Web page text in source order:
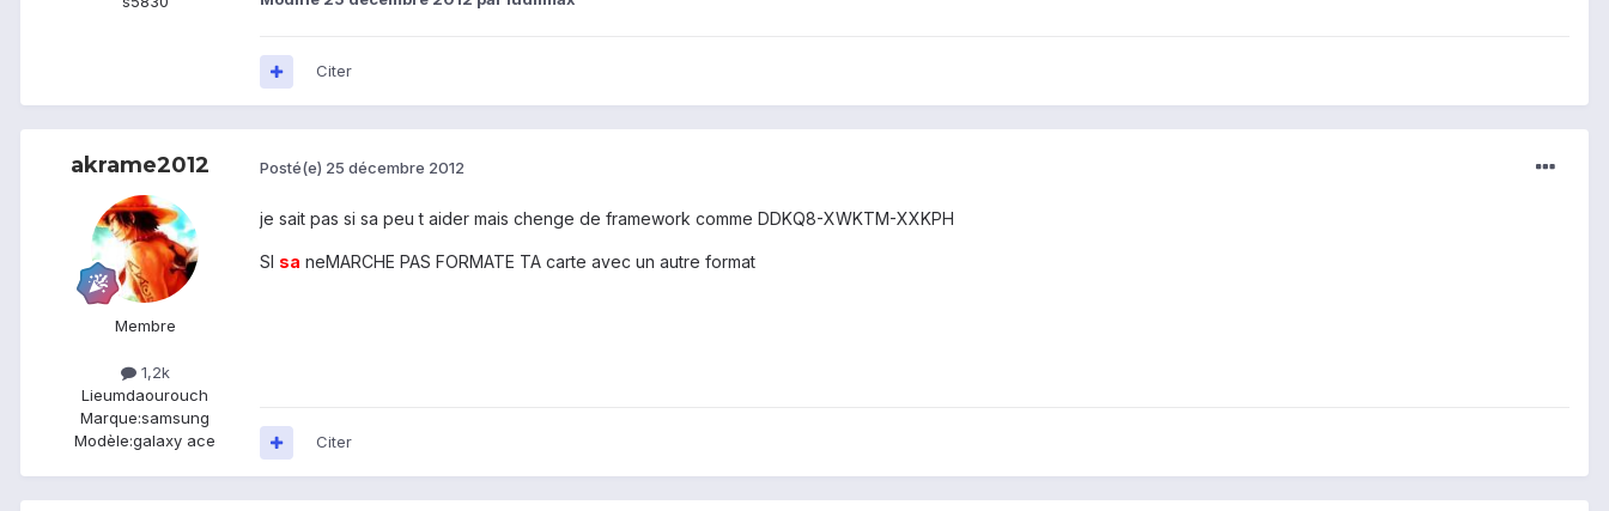
Citer
akrame2012
Membre
1,2k
Lieumdaourouch
Marque:samsung
Modèle:galaxy ace
Posté(e) 25 décembre 2012
je sait pas si sa peu t aider mais chenge de framework comme DDKQ8-XWKTM-XXKPH
SI sa neMARCHE PAS FORMATE TA carte avec un autre format
Citer